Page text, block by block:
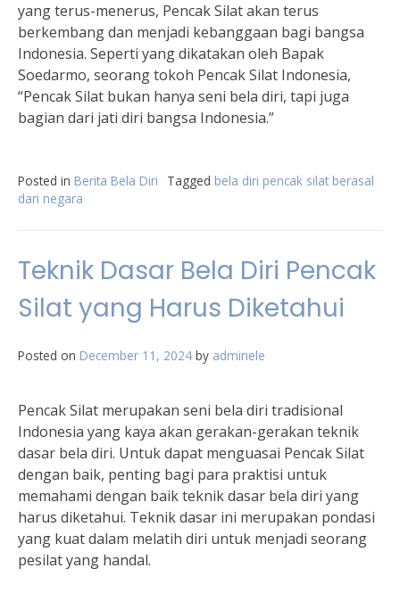
yang terus-menerus, Pencak Silat akan terus
berkembang dan menjadi kebanggaan bagi bangsa
Indonesia. Seperti yang dikatakan oleh Bapak
Soedarmo, seorang tokoh Pencak Silat Indonesia,
“Pencak Silat bukan hanya seni bela diri, tapi juga
bagian dari jati diri bangsa Indonesia.”
Posted in Berita Bela Diri Tagged bela diri pencak silat berasal
dari negara
Teknik Dasar Bela Diri Pencak
Silat yang Harus Diketahui
Posted on December 11, 2024 by adminele
Pencak Silat merupakan seni bela diri tradisional
Indonesia yang kaya akan gerakan-gerakan teknik
dasar bela diri. Untuk dapat menguasai Pencak Silat
dengan baik, penting bagi para praktisi untuk
memahami dengan baik teknik dasar bela diri yang
harus diketahui. Teknik dasar ini merupakan pondasi
yang kuat dalam melatih diri untuk menjadi seorang
pesilat yang handal.